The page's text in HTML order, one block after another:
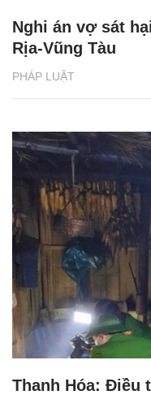
PHÁP LUẬT
Nghi án vợ sát
Rịa-Vũng Tàu
Thanh Hóa: Điều